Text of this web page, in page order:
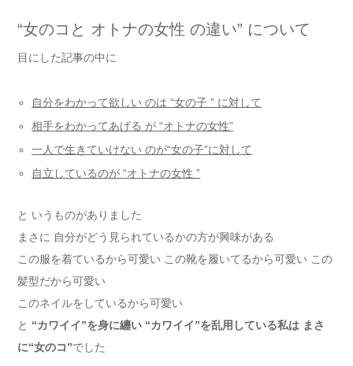
“女のコと オトナの女性 の違い” について
目にした記事の中に
自分をわかって欲しい のは “女の子 ” に対して
相手をわかってあげる が “オトナの女性”
一人で生きていけない のが“女の子”に対して
自立しているのが “オトナの女性 ”
と いうものがありました
まさに 自分がどう見られているかの方が興味がある
この服を着ているから可愛い この靴を履いてるから可愛い この
髪型だから可愛い
このネイルをしているから可愛い
と “カワイイ”を身に纏い “カワイイ”を乱用している私は まさ
に“女のコ”でした